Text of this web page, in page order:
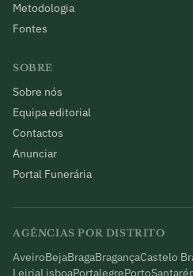
Metodologia
Fontes
SOBRE
Sobre nós
Equipa editorial
Contactos
Anunciar
Portal Funerária
AGÊNCIAS POR DISTRITO
AveiroBejaBragaBragançaCastelo
LeiriaLisboaPortalegrePorto